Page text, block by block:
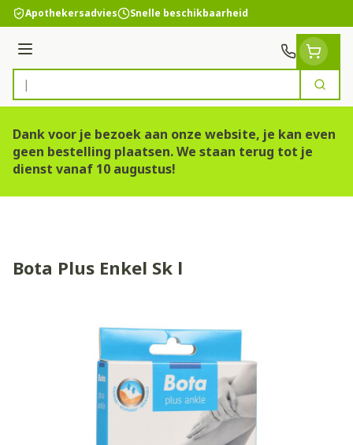
Ga naar de inhoud
Apothekersadvies Snelle beschikbaarheid
Menu
Product, merk, categorie...
Zoek
Dank voor je bezoek aan onze website, je kan even
geen bestelling plaatsen. We staan terug tot je
dienst vanaf 10 augustus!
Bota Plus Enkel Sk l